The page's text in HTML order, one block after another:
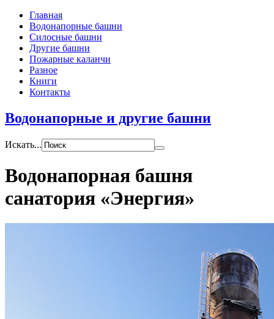
Главная
Водонапорные башни
Силосные башни
Другие башни
Пожарные каланчи
Разное
Книги
Контакты
Водонапорные и другие башни
Искать...
Водонапорная башня
санатория «Энергия»